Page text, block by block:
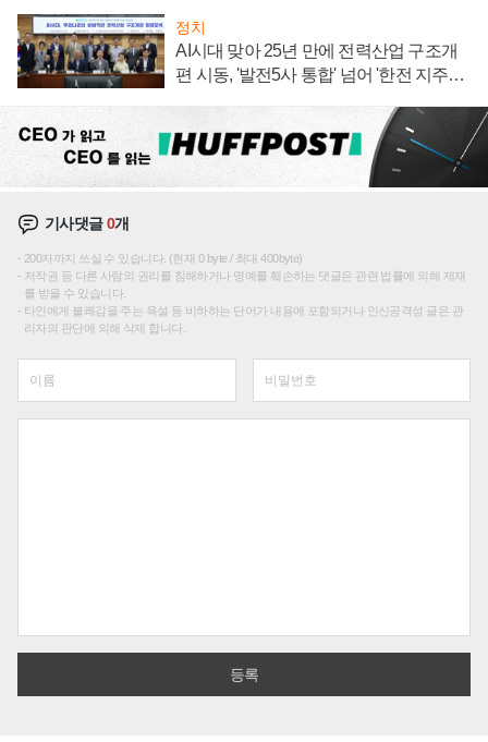
정치
AI시대 맞아 25년 만에 전력산업 구조개
편 시동, '발전5사 통합' 넘어 '한전 지주사'
기사댓글0개
200자까지 쓰실 수 있습니다. (현재 0 byte / 최대 400byte)
저작권 등 다른 사람의 권리를 침해하거나 명예를 훼손하는 댓글은 관련 법률에 의해 제재
를 받을 수 있습니다.
타인에게 불쾌감을 주는 욕설 등 비하하는 단어가 내용에 포함되거나 인신공격성 글은 관
리자의 판단에 의해 삭제 합니다.